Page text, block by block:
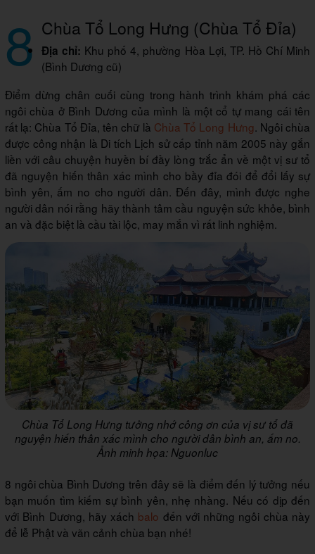
8 Chùa Tổ Long Hưng (Chùa Tổ Đỉa)
Địa chỉ: Khu phố 4, phường Hòa Lợi, TP. Hồ Chí Minh
(Bình Dương cũ)
Điểm dừng chân cuối cùng trong hành trình khám phá các
ngôi chùa ở Bình Dương của mình là một cổ tự mang cái tên
rất lạ: Chùa Tổ Đỉa, tên chữ là Chùa Tổ Long Hưng. Ngôi chùa
được công nhận là Di tích Lịch sử cấp tỉnh năm 2005 này gắn
liền với câu chuyện huyền bí đầy lòng trắc ẩn về một vị sư tổ
đã nguyện hiến thân xác mình cho bầy đỉa đói để đổi lấy sự
bình yên, ấm no cho người dân. Đến đây, mình được nghe
người dân nói rằng hãy thành tâm cầu nguyện sức khỏe, bình
an và đặc biệt là cầu tài lộc, may mắn vì rất linh nghiệm.
Chùa Tổ Long Hưng tưởng nhớ công ơn của vị sư tổ đã
nguyện hiến thân xác mình cho người dân bình an, ấm no.
Ảnh minh họa: Nguonluc
8 ngôi chùa Bình Dương trên đây sẽ là điểm đến lý tưởng nếu
bạn muốn tìm kiếm sự bình yên, nhẹ nhàng. Nếu có dịp đến
với Bình Dương, hãy xách balo đến với những ngôi chùa này
để lễ Phật và vãn cảnh chùa bạn nhé!